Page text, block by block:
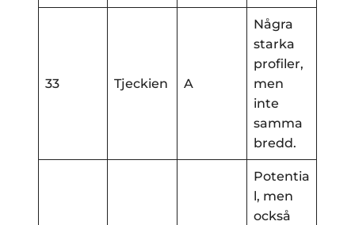
33 Tjeckien A
Några
starka
profiler,
men
inte
samma
bredd.
Potentia
l, men
också